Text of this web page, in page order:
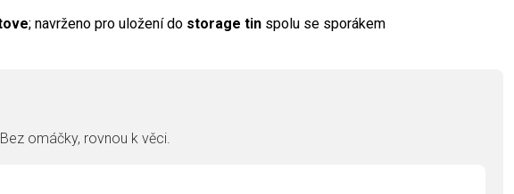
; navrženo pro uložení do storage tin spolu se sporákem
omáčky, rovnou k věci.